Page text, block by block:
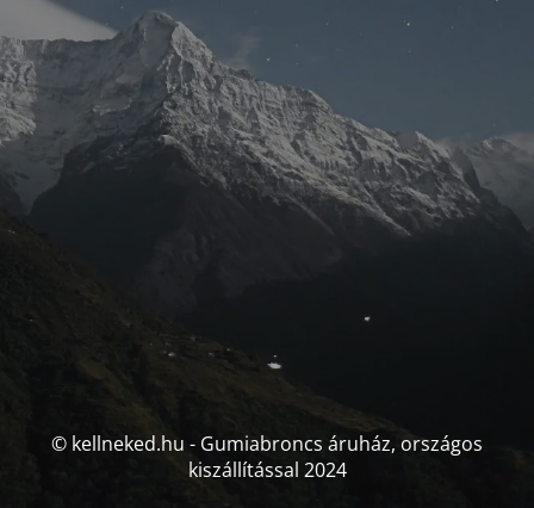
© kellneked.hu - Gumiabroncs áruház, országos
kiszállítással 2024